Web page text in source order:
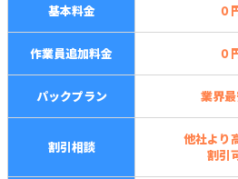
基本料金 ０
作業員追加料金 ０
パックプラン 業界
割引相談
他社より
割引